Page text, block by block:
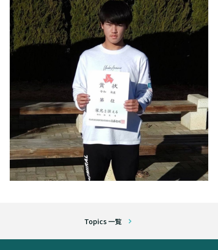
Topics 一覧